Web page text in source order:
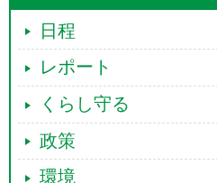
日程
レポート
くらし守る
政策
環境